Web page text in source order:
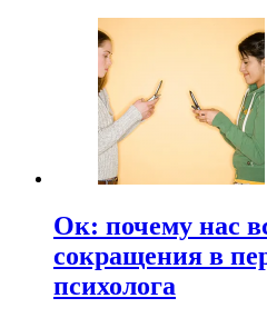
Ок: почему нас
сокращения в
психолога